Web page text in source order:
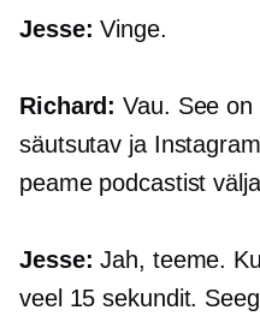
Jesse: Vinge.
Richard: Vau. See on
säutsutav ja Instagram
peame podcastist
Jesse: Jah, teeme.
veel 15 sekundit.